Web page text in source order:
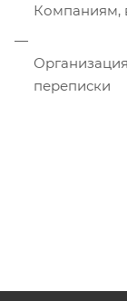
Компаниям,
переписки